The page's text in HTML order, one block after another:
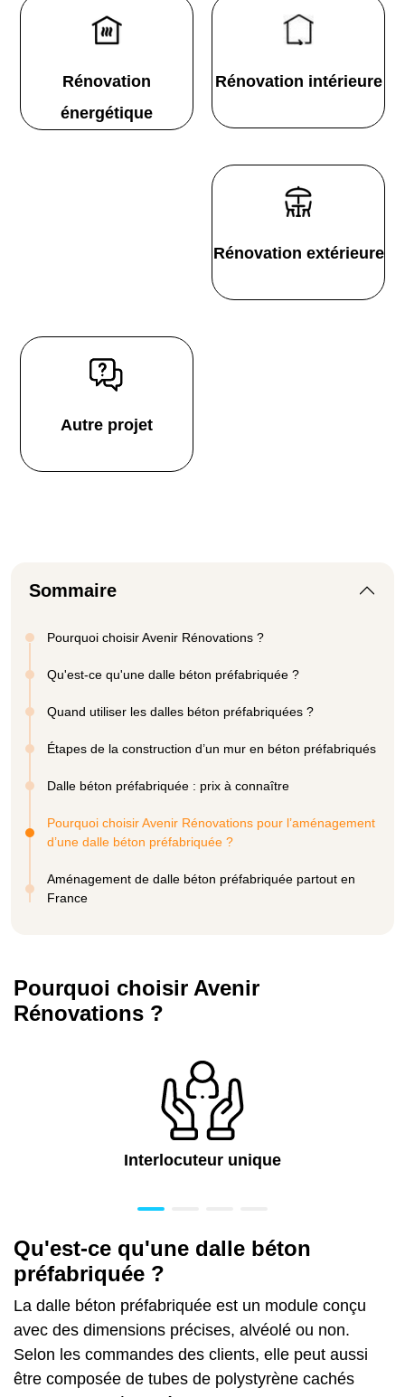
Rénovation
énergétique
Rénovation intérieure
Rénovation extérieure
Autre projet
Sommaire
Pourquoi choisir Avenir Rénovations ?
Qu'est-ce qu'une dalle béton préfabriquée ?
Quand utiliser les dalles béton préfabriquées ?
Étapes de la construction d’un mur en béton préfabriqués
Dalle béton préfabriquée : prix à connaître
Pourquoi choisir Avenir Rénovations pour l’aménagement
d’une dalle béton préfabriquée ?
Aménagement de dalle béton préfabriquée partout en
France
Pourquoi choisir Avenir
Rénovations ?
Interlocuteur unique
Qu'est-ce qu'une dalle béton
préfabriquée ?
La dalle béton préfabriquée est un module conçu
avec des dimensions précises, alvéolé ou non.
Selon les commandes des clients, elle peut aussi
être composée de tubes de polystyrène cachés